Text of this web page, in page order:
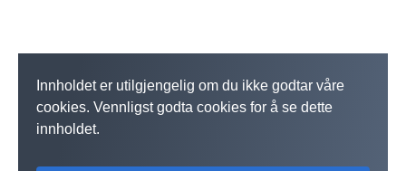
Innholdet er utilgjengelig om du ikke godtar våre
cookies. Vennligst godta cookies for å se dette
innholdet.